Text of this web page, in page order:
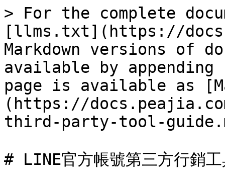
> For the complete
[llms.txt](https://
Markdown versions of
available by
page is available as
(https://
third-party-tool-
# LINE官方帳號第三方行銷